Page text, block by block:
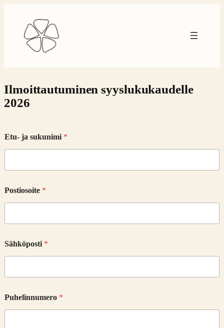
Ilmoittautuminen syyslukukaudelle
2026
Etu- ja sukunimi *
Postiosoite *
Sähköposti *
Puhelinnumero *